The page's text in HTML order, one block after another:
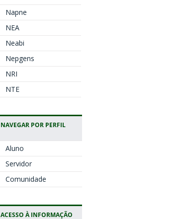
Napne
NEA
Neabi
Nepgens
NRI
NTE
NAVEGAR POR PERFIL
Aluno
Servidor
Comunidade
ACESSO À INFORMAÇÃO